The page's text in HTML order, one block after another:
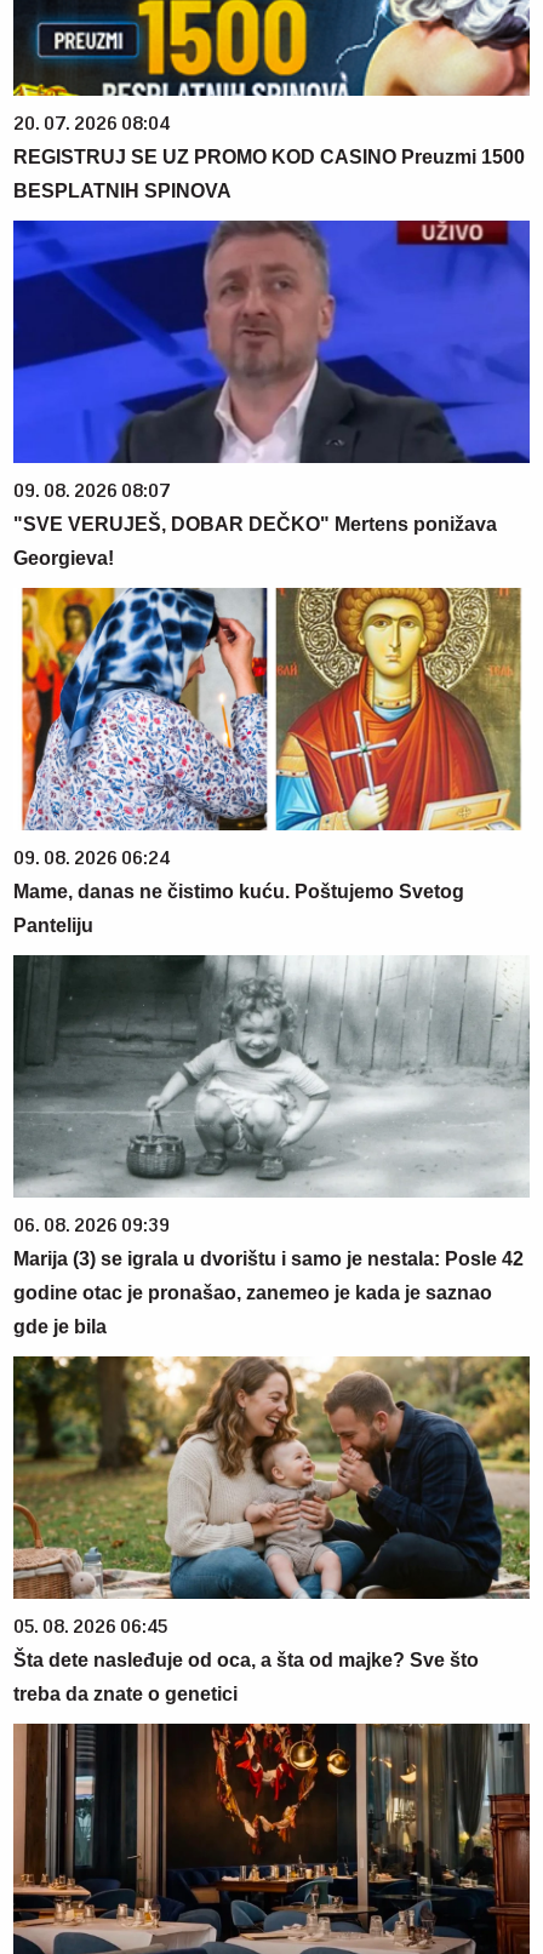
20. 07. 2026 08:04
REGISTRUJ SE UZ PROMO KOD CASINO Preuzmi 1500
BESPLATNIH SPINOVA
09. 08. 2026 08:07
"SVE VERUJEŠ, DOBAR DEČKO" Mertens ponižava
Georgieva!
09. 08. 2026 06:24
Mame, danas ne čistimo kuću. Poštujemo Svetog
Panteliju
06. 08. 2026 09:39
Marija (3) se igrala u dvorištu i samo je nestala: Posle 42
godine otac je pronašao, zanemeo je kada je saznao
gde je bila
05. 08. 2026 06:45
Šta dete nasleđuje od oca, a šta od majke? Sve što
treba da znate o genetici